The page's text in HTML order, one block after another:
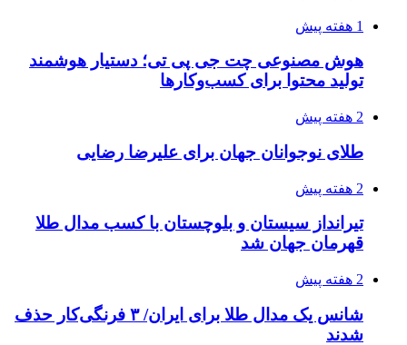
1 هفته پیش
هوش مصنوعی چت جی پی تی؛ دستیار هوشمند
تولید محتوا برای کسب‌وکارها
2 هفته پیش
طلای نوجوانان جهان برای علیرضا رضایی
2 هفته پیش
تیرانداز سیستان و بلوچستان با کسب مدال طلا
قهرمان جهان شد
2 هفته پیش
شانس یک مدال طلا برای ایران/ ۳ فرنگی‌کار حذف
شدند